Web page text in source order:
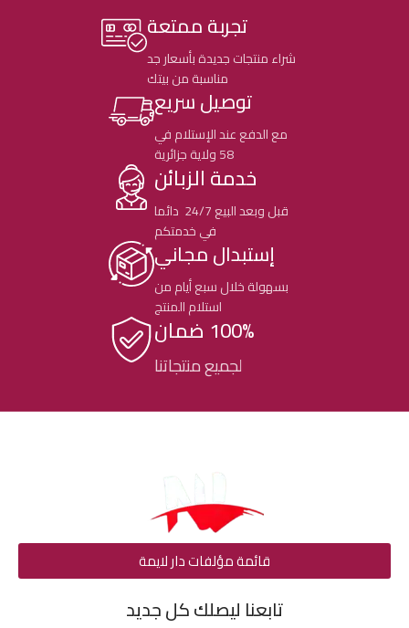
تجربة ممتعة
شراء منتجات جديدة بأسعار جد
مناسبة من بيتك
توصيل سريع
مع الدفع عند الإستلام في
58 ولاية جزائرية
خدمة الزبائن
قبل وبعد البيع 24/7 دائما
في خدمتكم
إستبدال مجاني
بسهولة خلال سبع أيام من
استلام المنتج
100% ضمان
لجميع منتجاتنا
قائمة مؤلفات دار لايمة
تابعنا ليصلك كل جديد